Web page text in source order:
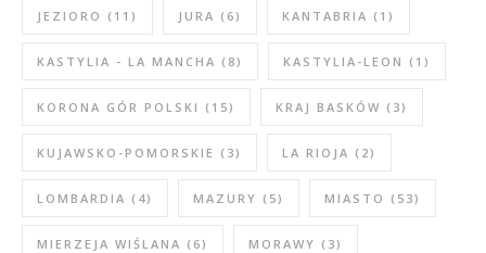
JEZIORO (11) JURA (6) KANTABRIA (1)
KASTYLIA - LA MANCHA (8) KASTYLIA-LEON (1)
KORONA GÓR POLSKI (15) KRAJ BASKÓW (3)
KUJAWSKO-POMORSKIE (3) LA RIOJA (2)
LOMBARDIA (4) MAZURY (5) MIASTO (53)
MIERZEJA WIŚLANA (6) MORAWY (3)